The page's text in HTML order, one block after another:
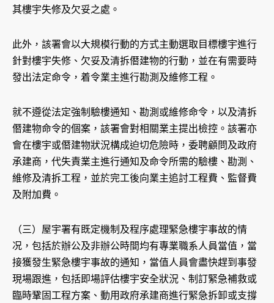
其樓宇失修及欠妥之處。
此外，該署會以大規模行動的方式主動選取目標樓宇進行
針對樓宇失修、欠妥及清拆僭建物的行動，並在有需要時
發出法定命令，着令業主進行勘測及維修工程。
就不遵從法定強制驗樓通知、勘測或維修命令，以及清拆
僭建物命令的個案，該署會對相關業主提出檢控。該署亦
會在樓宇或僭建物狀況構成迫切危險時，委聘顧問及政府
承建商，代失責業主進行通知及命令所需的驗樓、勘測、
維修及清拆工程，並於完工後向業主追討工程費、監督費
及附加費。
（三）屋宇署有既定機制及程序處理緊急樓宇事故的情
况，包括於辦公及非辦公時間均有專業職系人員當值，當
接獲發生緊急樓宇事故的通知，當值人員會盡快趕到事發
現場跟進，包括即場評估樓宇安全狀況、制訂緊急補救或
臨時鞏固工程方案、動用政府承建商進行緊急拆卸或支撐